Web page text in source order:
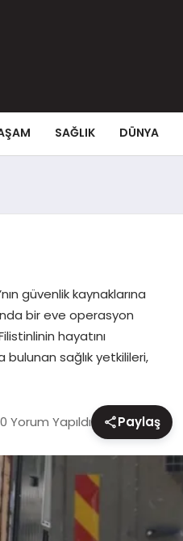
SAĞLIK DÜNYA
güvenlik kaynaklarına
bir eve operasyon
hayatını
bulunan sağlık yetkilileri,
0 Yorum Yapıldı Paylaş